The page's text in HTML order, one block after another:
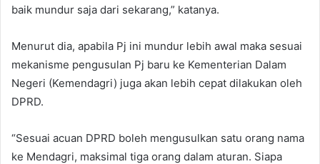
baik mundur saja dari sekarang,” katanya.
Menurut dia, apabila Pj ini mundur lebih awal maka sesuai
mekanisme pengusulan Pj baru ke Kementerian Dalam
Negeri (Kemendagri) juga akan lebih cepat dilakukan oleh
DPRD.
“Sesuai acuan DPRD boleh mengusulkan satu orang nama
ke Mendagri, maksimal tiga orang dalam aturan. Siapa